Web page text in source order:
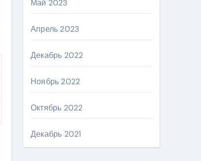
Май 2023
Апрель 2023
Декабрь 2022
Ноябрь 2022
Октябрь 2022
Декабрь 2021